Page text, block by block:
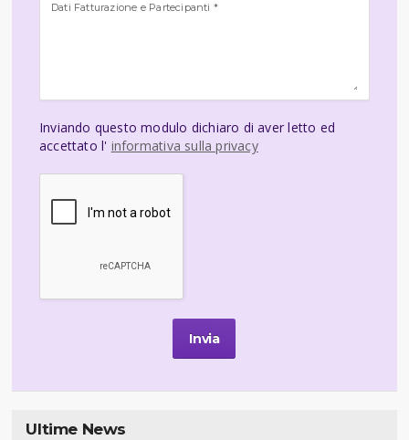
Dati Fatturazione e Partecipanti *
Inviando questo modulo dichiaro di aver letto ed
accettato l' informativa sulla privacy
Ultime News